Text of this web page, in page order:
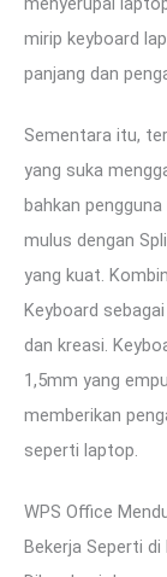
mirip keyboard
panjang dan
Sementara itu,
yang suka
bahkan
mulus dengan
yang kuat.
Keyboard
dan kreasi.
1,5mm yang
memberikan
seperti laptop.
WPS Office
Bekerja Seperti di